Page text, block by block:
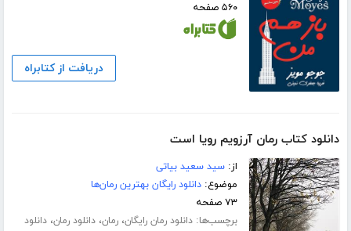
۵۶۰ صفحه
دریافت از کتابراه
دانلود کتاب رمان آرزویم رویا است
از:سید سعید بیاتی
موضوع:دانلود رایگان بهترین رمان‌ها
۷۳ صفحه
برچسب‌ها:دانلود رمان رایگان،رمان،دانلود رمان،دانلود